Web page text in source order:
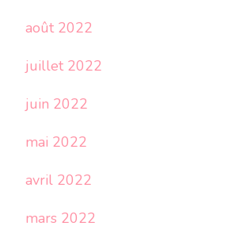
août 2022
juillet 2022
juin 2022
mai 2022
avril 2022
mars 2022